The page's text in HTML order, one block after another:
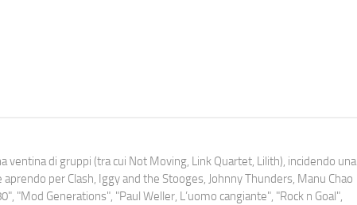
di gruppi (tra cui Not Moving, Link Quartet, Lilith), incidendo una
per Clash, Iggy and the Stooges, Johnny Thunders, Manu Chao
"Mod Generations", "Paul Weller, L’uomo cangiante", "Rock n Goal",